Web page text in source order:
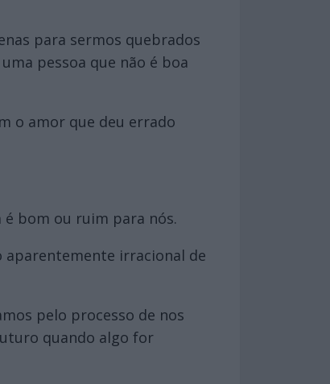
para sermos quebrados
pessoa que não é boa
o amor que deu errado
é bom ou ruim para nós.
aparentemente irracional de
pelo processo de nos
quando algo for